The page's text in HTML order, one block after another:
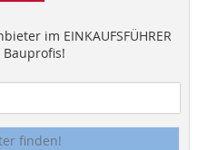
im EINKAUFSFÜHRER
finden!